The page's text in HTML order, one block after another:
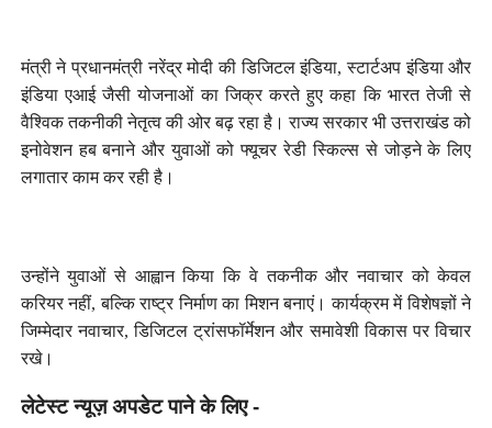
मंत्री ने प्रधानमंत्री नरेंद्र मोदी की डिजिटल इंडिया, स्टार्टअप इंडिया और
इंडिया एआई जैसी योजनाओं का जिक्र करते हुए कहा कि भारत तेजी से
वैश्विक तकनीकी नेतृत्व की ओर बढ़ रहा है। राज्य सरकार भी उत्तराखंड को
इनोवेशन हब बनाने और युवाओं को फ्यूचर रेडी स्किल्स से जोड़ने के लिए
लगातार काम कर रही है।
उन्होंने युवाओं से आह्वान किया कि वे तकनीक और नवाचार को केवल
करियर नहीं, बल्कि राष्ट्र निर्माण का मिशन बनाएं। कार्यक्रम में विशेषज्ञों ने
जिम्मेदार नवाचार, डिजिटल ट्रांसफॉर्मेशन और समावेशी विकास पर विचार
रखे।
लेटेस्ट न्यूज़ अपडेट पाने के लिए -